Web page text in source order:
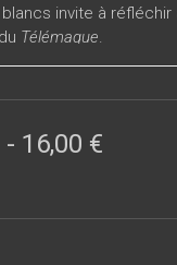
invite à
Télémaque.
- 16,00 €